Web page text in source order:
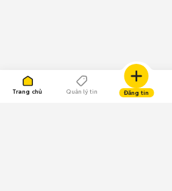
Trang chủ Quản lý tin Đăng tin